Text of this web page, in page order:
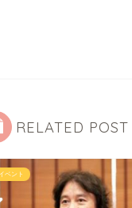
RELATED POST
イベント